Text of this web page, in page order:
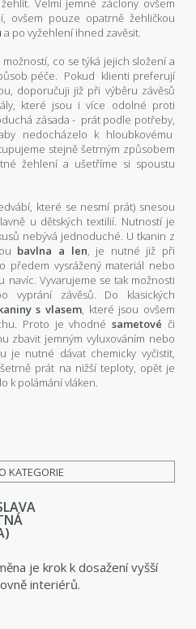
Velmi jemné záclony ovšem
ovšem pouze opatrně žehličkou
a po vyžehlení ihned zavěsit.
co se týká jejich složení a
péče. Pokud klienti preferují
doporučuji již při výběru závěsů
které jsou i více odolné proti
zásada - prát podle potřeby,
nedocházelo k hloubkovému
stejně šetrným způsobem
žehlení a ušetříme si spoustu
které se nesmí prát) snesou
u dětských textilií. Nutností je
nebývá jednoduché. U tkanin z
bavlna a len, je nutné již při
předem vysrážený materiál nebo
navíc. Vyvarujeme se tak možnosti
vyprání závěsů. Do klasických
s vlasem, které jsou ovšem
Proto je vhodnésametové či
zbavit jemným vyluxováním nebo
je nutné dávat chemicky vyčistit,
prát na nižší teploty, opět je
k polámání vláken.
KATEGORIE
je krok k dosažení vyšší
interiérů.